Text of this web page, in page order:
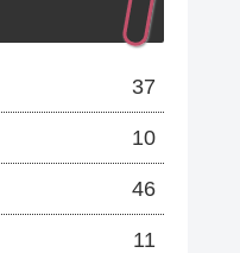
37
10
46
11